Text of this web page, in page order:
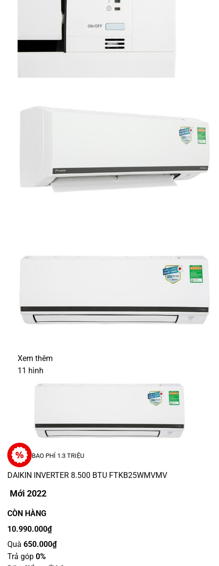
Xem thêm
11 hình
BAO PHÍ 1.3 TRIỆU
DAIKIN INVERTER 8.500 BTU FTKB25WMVMV
Mới 2022
CÒN HÀNG
10.990.000₫
Quà 650.000₫
Trả góp 0%